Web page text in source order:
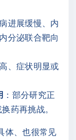
进展缓慢、内
分泌联合靶向
、症状明显或
：部分研究正
药再挑战。
体、也很常见